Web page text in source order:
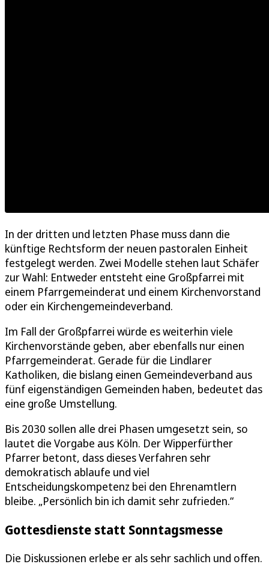
In der dritten und letzten Phase muss dann die
künftige Rechtsform der neuen pastoralen Einheit
festgelegt werden. Zwei Modelle stehen laut Schäfer
zur Wahl: Entweder entsteht eine Großpfarrei mit
einem Pfarrgemeinderat und einem Kirchenvorstand
oder ein Kirchengemeindeverband.
Im Fall der Großpfarrei würde es weiterhin viele
Kirchenvorstände geben, aber ebenfalls nur einen
Pfarrgemeinderat. Gerade für die Lindlarer
Katholiken, die bislang einen Gemeindeverband aus
fünf eigenständigen Gemeinden haben, bedeutet das
eine große Umstellung.
Bis 2030 sollen alle drei Phasen umgesetzt sein, so
lautet die Vorgabe aus Köln. Der Wipperfürther
Pfarrer betont, dass dieses Verfahren sehr
demokratisch ablaufe und viel
Entscheidungskompetenz bei den Ehrenamtlern
bleibe. „Persönlich bin ich damit sehr zufrieden.“
Gottesdienste statt Sonntagsmesse
Die Diskussionen erlebe er als sehr sachlich und offen.